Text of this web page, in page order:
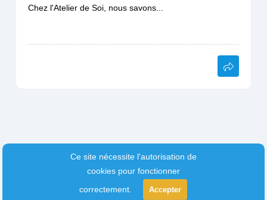
Chez l'Atelier de Soi, nous savons...
Ce site nécessite l'autorisation de
cookies pour fonctionner
correctement.
Accepter